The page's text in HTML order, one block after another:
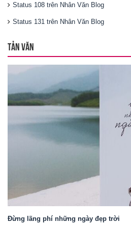
Status 108 trên Nhân Văn Blog
Status 131 trên Nhân Văn Blog
TẢN VĂN
Đừng lãng phí những ngày đẹp trời